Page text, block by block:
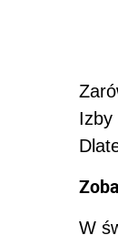
Izby
W